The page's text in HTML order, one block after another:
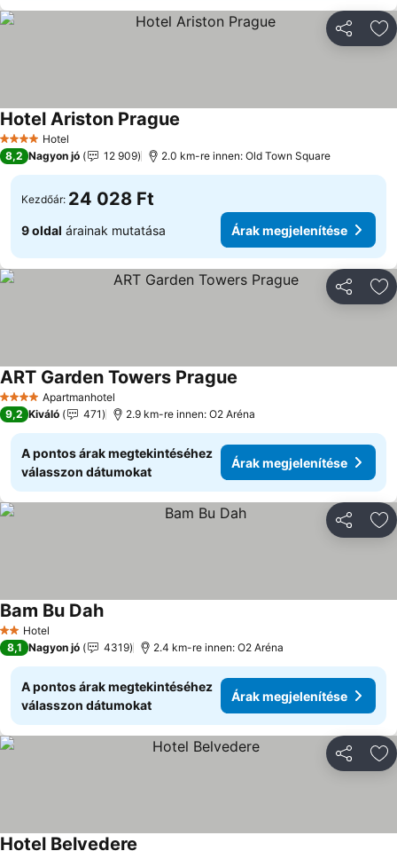
4 KategóriaHotel
Hotel Ariston Prague
8,2 Nagyon jó 12 909 2.0 km-re innen: Old Town Square
Kezdőár: 24 028 Ft
9 oldal árainak mutatása Árak megjelenítése
4 KategóriaApartmanhotel
ART Garden Towers Prague
9,2 Kiváló 471 2.9 km-re innen: O2 Aréna
A pontos árak megtekintéséhez
válasszon dátumokat
Árak megjelenítése
2 Kategória
Hotel
Bam Bu Dah
8,1 Nagyon jó 4319 2.4 km-re innen: O2 Aréna
A pontos árak megtekintéséhez
válasszon dátumokat
Árak megjelenítése
Hotel Belvedere